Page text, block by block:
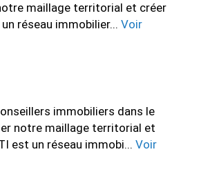
maillage territorial et créer
réseau immobilier... Voir
immobiliers dans le
notre maillage territorial et
est un réseau immobi... Voir